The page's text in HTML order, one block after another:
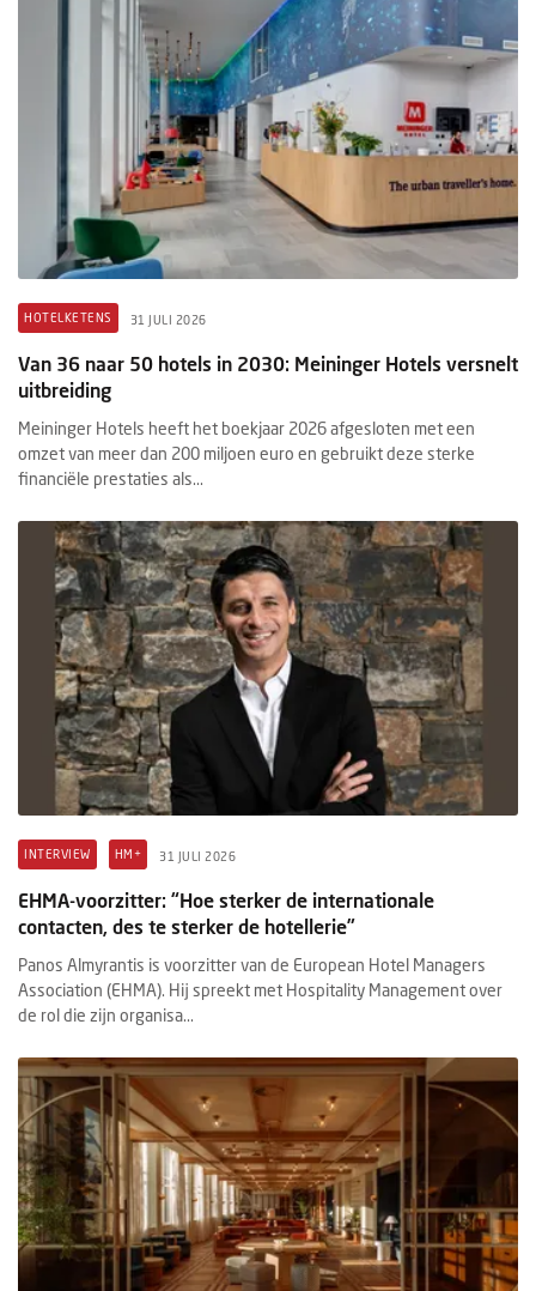
HOTELKETENS 31 JULI 2026
Van 36 naar 50 hotels in 2030: Meininger Hotels versnelt
uitbreiding
Meininger Hotels heeft het boekjaar 2026 afgesloten met een
omzet van meer dan 200 miljoen euro en gebruikt deze sterke
financiële prestaties als...
INTERVIEW HM+ 31 JULI 2026
EHMA-voorzitter: “Hoe sterker de internationale
contacten, des te sterker de hotellerie”
Panos Almyrantis is voorzitter van de European Hotel Managers
Association (EHMA). Hij spreekt met Hospitality Management over
de rol die zijn organisa...